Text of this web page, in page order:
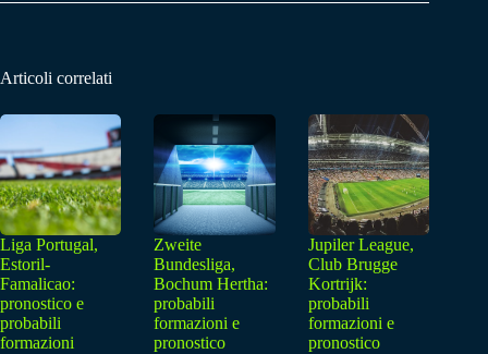
Articoli correlati
Liga Portugal,
Estoril-
Famalicao:
pronostico e
probabili
formazioni
Zweite
Bundesliga,
Bochum Hertha:
probabili
formazioni e
pronostico
Jupiler League,
Club Brugge
Kortrijk:
probabili
formazioni e
pronostico